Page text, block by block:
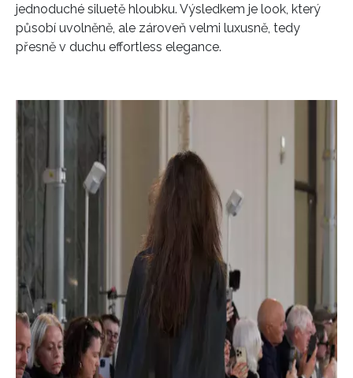
jednoduché siluetě hloubku. Výsledkem je look, který
působí uvolněně, ale zároveň velmi luxusně, tedy
přesně v duchu effortless elegance.